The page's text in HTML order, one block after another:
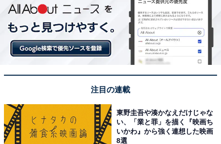
「ヨコヤマ・ユーランド鶴見」は末吉の地下から
湧き出す本格天然温泉
注目の連載
東野圭吾や湊かなえだけじゃな
い、「業と罪」を描く『映画ち
いかわ』から強く連想した映画
8選